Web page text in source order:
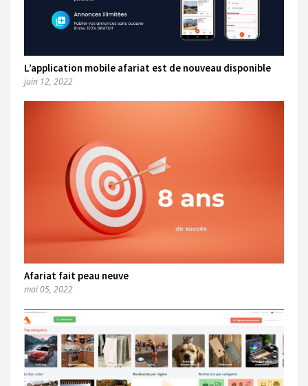
L’application mobile afariat est de nouveau disponible
juin 12, 2022
Afariat fait peau neuve
mai 05, 2022